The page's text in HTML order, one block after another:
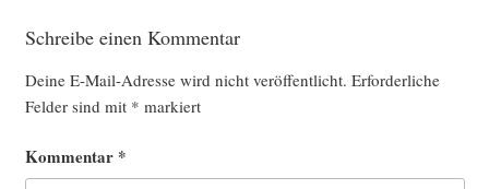
Schreibe einen Kommentar
Deine E-Mail-Adresse wird nicht veröffentlicht. Erforderliche
Felder sind mit * markiert
Kommentar *